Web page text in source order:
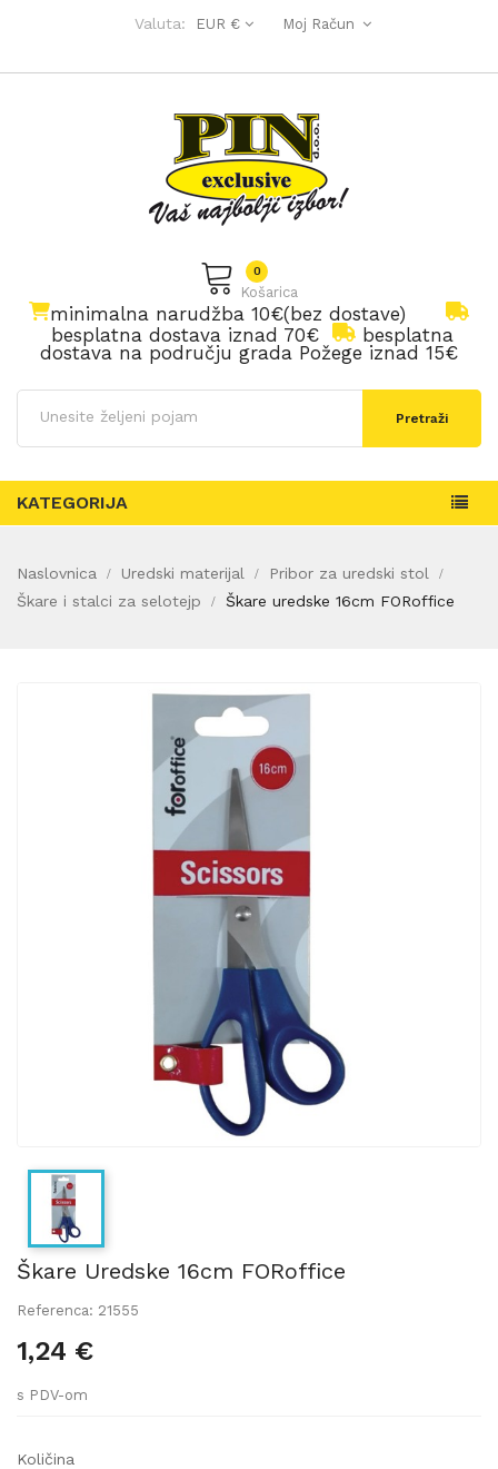
Valuta: EUR € Moj Račun
Košarica
0
minimalna narudžba 10€(bez dostave)
besplatna dostava iznad 70€
besplatna
dostava na području grada Požege iznad 15€
Pretraži
KATEGORIJA
Naslovnica Uredski materijal
Pribor za uredski stol
Škare i stalci za selotejp
Škare uredske 16cm FORoffice
Škare Uredske 16cm FORoffice
Referenca: 21555
1,24 €
s PDV-om
Količina